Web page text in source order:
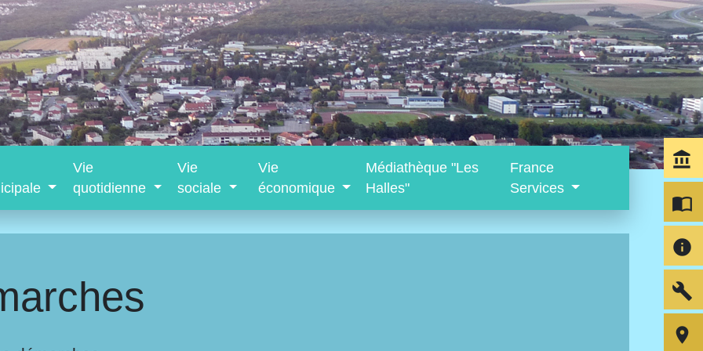
Vie
quotidienne
Vie
sociale
Vie
économique
Médiathèque "Les
Halles"
France
Services
account_balance
import_contacts
info
build
room